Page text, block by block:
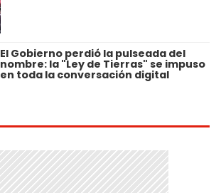
El Gobierno perdió la pulseada del
nombre: la "Ley de Tierras" se impuso
en toda la conversación digital